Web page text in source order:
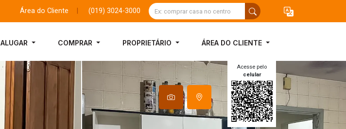
Área do Cliente (019) 3024-3000
ALUGAR COMPRAR PROPRIETÁRIO ÁREA DO CLIENTE
Acesse pelo
celular